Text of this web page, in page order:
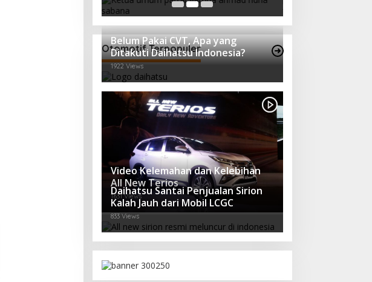
Otomotif Terpopuler
Belum Pakai CVT, Apa yang
Ditakuti Daihatsu Indonesia?
1922 Views
Video Kelemahan dan Kelebihan
All New Terios
1631 Views
Daihatsu Santai Penjualan Sirion
Kalah Jauh dari Mobil LCGC
833 Views